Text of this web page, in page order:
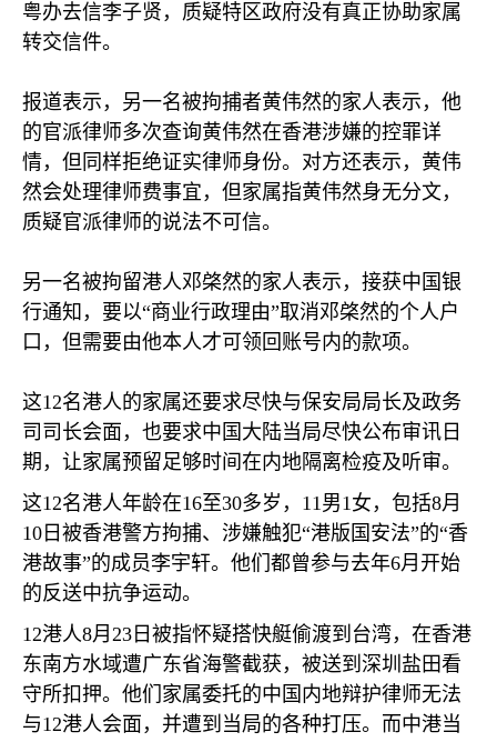
粤办去信李子贤，质疑特区政府没有真正协助家属
转交信件。
报道表示，另一名被拘捕者黄伟然的家人表示，他
的官派律师多次查询黄伟然在香港涉嫌的控罪详
情，但同样拒绝证实律师身份。对方还表示，黄伟
然会处理律师费事宜，但家属指黄伟然身无分文，
质疑官派律师的说法不可信。
另一名被拘留港人邓棨然的家人表示，接获中国银
行通知，要以“商业行政理由”取消邓棨然的个人户
口，但需要由他本人才可领回账号内的款项。
这12名港人的家属还要求尽快与保安局局长及政务
司司长会面，也要求中国大陆当局尽快公布审讯日
期，让家属预留足够时间在内地隔离检疫及听审。
这12名港人年龄在16至30多岁， 11男1女，包括8月
10 日被香港警方拘捕、涉嫌触犯“港版国安法”的“香
港故事”的成员李宇轩。他们都曾参与去年6月开始
的反送中抗争运动。
12港人8月 23 日被指怀疑搭快艇偷渡到台湾，在香港
东南方水域遭广东省海警截获，被送到深圳盐田看
守所扣押。他们家属委托的中国内地辩护律师无法
与12港人会面，并遭到当局的各种打压。而中港当